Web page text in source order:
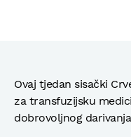
Ovaj tjedan sisački
za transfuzijsku
dobrovoljnog